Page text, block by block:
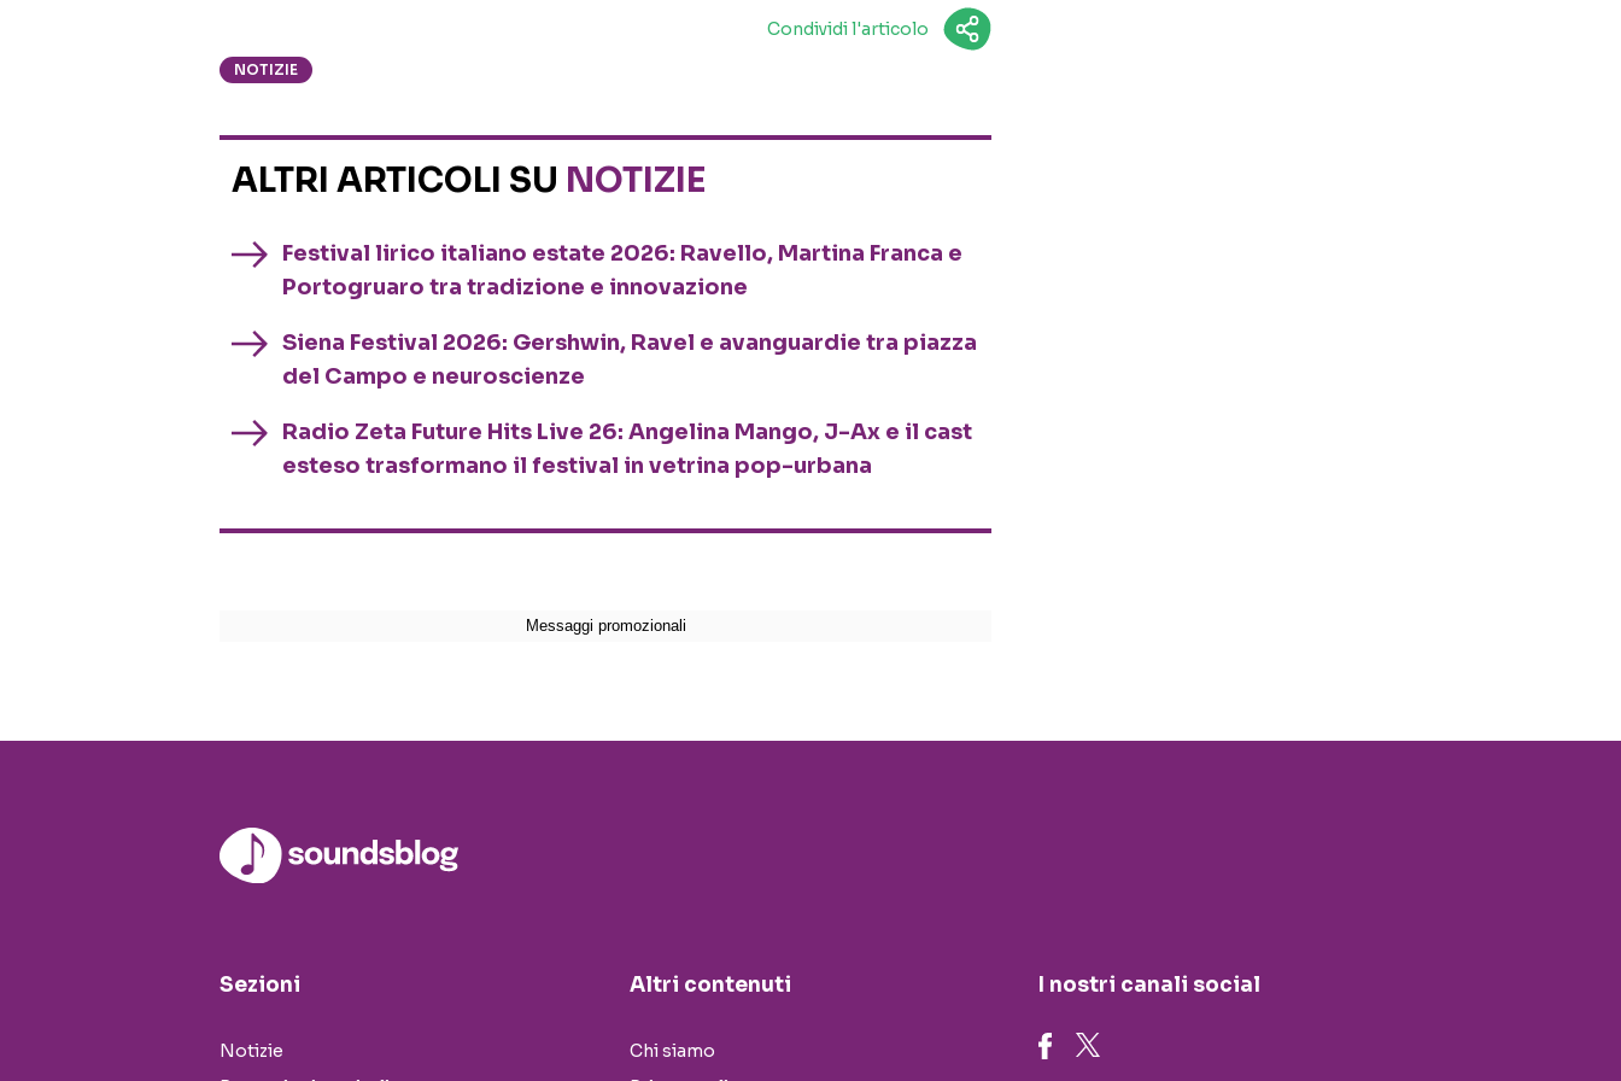
Condividi l'articolo
NOTIZIE
ALTRI ARTICOLI SU NOTIZIE
Festival lirico italiano estate 2026: Ravello, Martina Franca e
Portogruaro tra tradizione e innovazione
Siena Festival 2026: Gershwin, Ravel e avanguardie tra piazza
del Campo e neuroscienze
Radio Zeta Future Hits Live 26: Angelina Mango, J-Ax e il cast
esteso trasformano il festival in vetrina pop-urbana
Sezioni
Notizie
Altri contenuti
Chi siamo
I nostri canali social